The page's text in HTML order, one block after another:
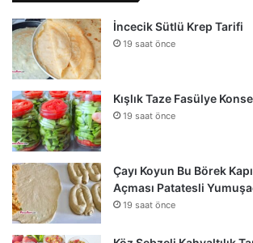
İncecik Sütlü Krep Tarifi
19 saat önce
Kışlık Taze Fasülye
19 saat önce
Çayı Koyun Bu Börek
Açması Patatesli
19 saat önce